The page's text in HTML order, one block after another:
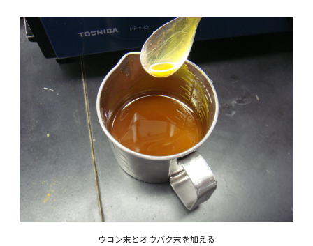
ウコン末とオウバク末を加える